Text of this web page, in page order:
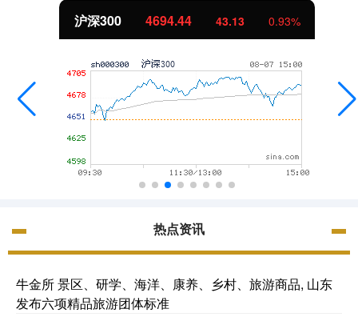
沪深300 4694.44 43.13 0.93%
热点资讯
牛金所 景区、研学、海洋、康养、乡村、旅游商品, 山东
发布六项精品旅游团体标准